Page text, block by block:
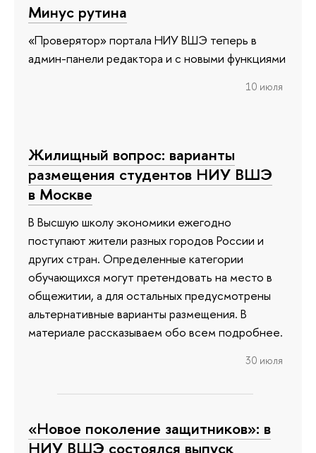
Минус рутина
«Проверятор» портала НИУ ВШЭ теперь в
админ-панели редактора и с новыми функциями
10 июля
Жилищный вопрос: варианты
размещения студентов НИУ ВШЭ
в Москве
В Высшую школу экономики ежегодно
поступают жители разных городов России и
других стран. Определенные категории
обучающихся могут претендовать на место в
общежитии, а для остальных предусмотрены
альтернативные варианты размещения. В
материале рассказываем обо всем подробнее.
30 июля
«Новое поколение защитников»: в
НИУ ВШЭ состоялся выпуск